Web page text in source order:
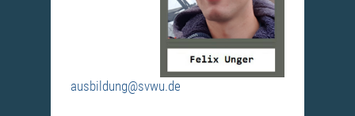
ausbildung@svwu.de